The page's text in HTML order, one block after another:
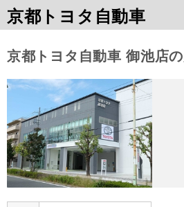
京都トヨタ自動車
京都トヨタ自動車 御池店